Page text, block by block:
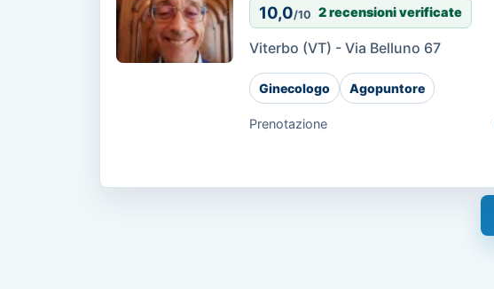
10,0/10 2 recensioni verificate
Viterbo (VT) - Via Belluno 67
Ginecologo Agopuntore
Prenotazione